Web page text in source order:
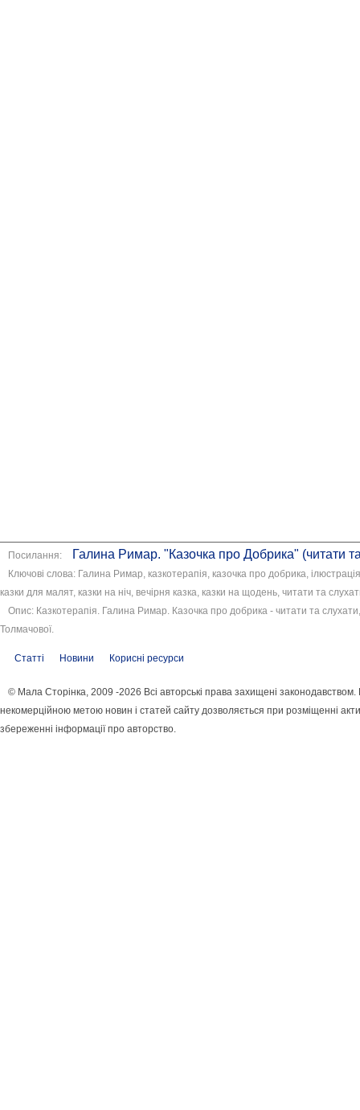
Посилання: Галина Римар. "Казочка про Добрика" (читати
Ключові слова: Галина Римар, казкотерапія, казочка про добрика,
казки для малят, казки на ніч, вечірня казка, казки на щодень, читати та
Опис: Казкотерапія. Галина Римар. Казочка про добрика - читати та слухати,
Толмачової.
Статті Новини Корисні ресурси
© Мала Сторінка, 2009 -2026 Всі авторські права захищені
некомерційною метою новин і статей сайту дозволяється при розміщенні
збереженні інформації про авторство.